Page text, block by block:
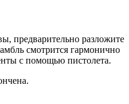
предварительно разложите
смотрится гармонично
с помощью пистолета.